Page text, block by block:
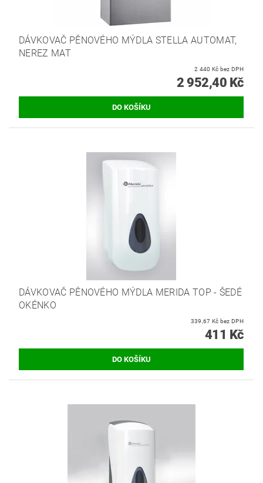
DÁVKOVAČ PĚNOVÉHO MÝDLA STELLA AUTOMAT,
NEREZ MAT
2 440 Kč bez DPH
2 952,40 Kč
DÁVKOVAČ PĚNOVÉHO MÝDLA MERIDA TOP - ŠEDÉ
OKÉNKO
339,67 Kč bez DPH
411 Kč